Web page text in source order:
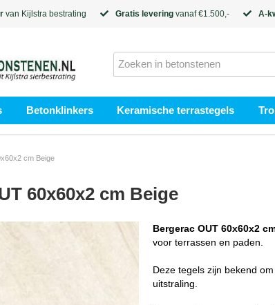
van Kijlstra bestrating Gratis levering vanaf €1.500,- A-
Betonklinkers Keramische terrastegels
cm Beige
60x60x2 cm Beige
Bergerac OUT 60x60x2
voor terrassen en paden.
Deze tegels zijn bekend
uitstraling.